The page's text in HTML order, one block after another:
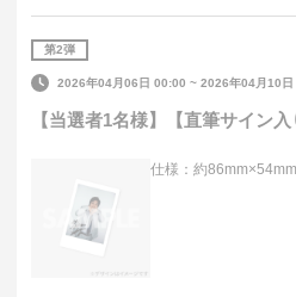
第2弾
2026年04月06日 00:00 ~2026年04月10日
【当選者1名様】【直筆サイン
仕様：約